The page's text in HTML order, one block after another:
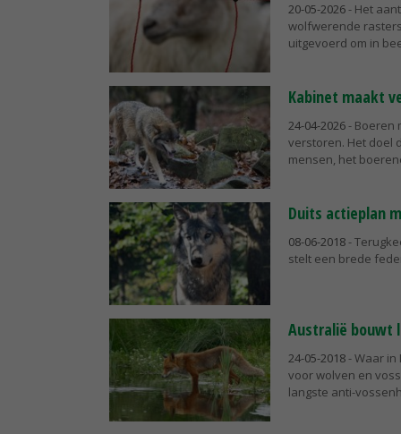
20-05-2026- Het
wolfwerende
uitgevoerd om in
Kabinet maakt
24-04-2026- Boeren
verstoren. Het doel
mensen, het
Duits actieplan
08-06-2018-
stelt een brede
Australië bouwt
24-05-2018- Waar
voor wolven en
langste anti-